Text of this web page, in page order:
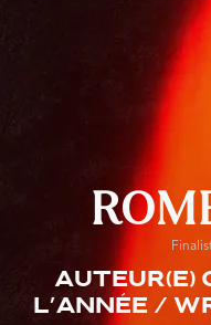
Auteur(e)
l’année /